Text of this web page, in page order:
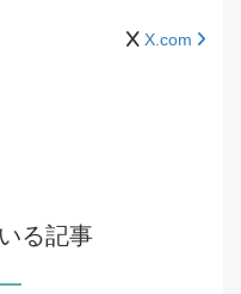
X.com
る記事